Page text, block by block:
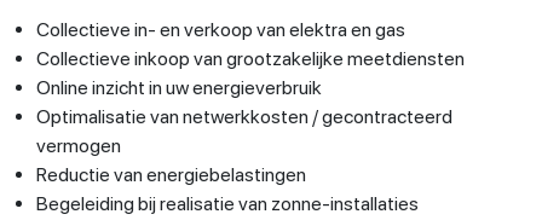
Collectieve in- en verkoop van elektra en gas
Collectieve inkoop van grootzakelijke meetdiensten
Online inzicht in uw energieverbruik
Optimalisatie van netwerkkosten / gecontracteerd
vermogen
Reductie van energiebelastingen
Begeleiding bij realisatie van zonne-installaties